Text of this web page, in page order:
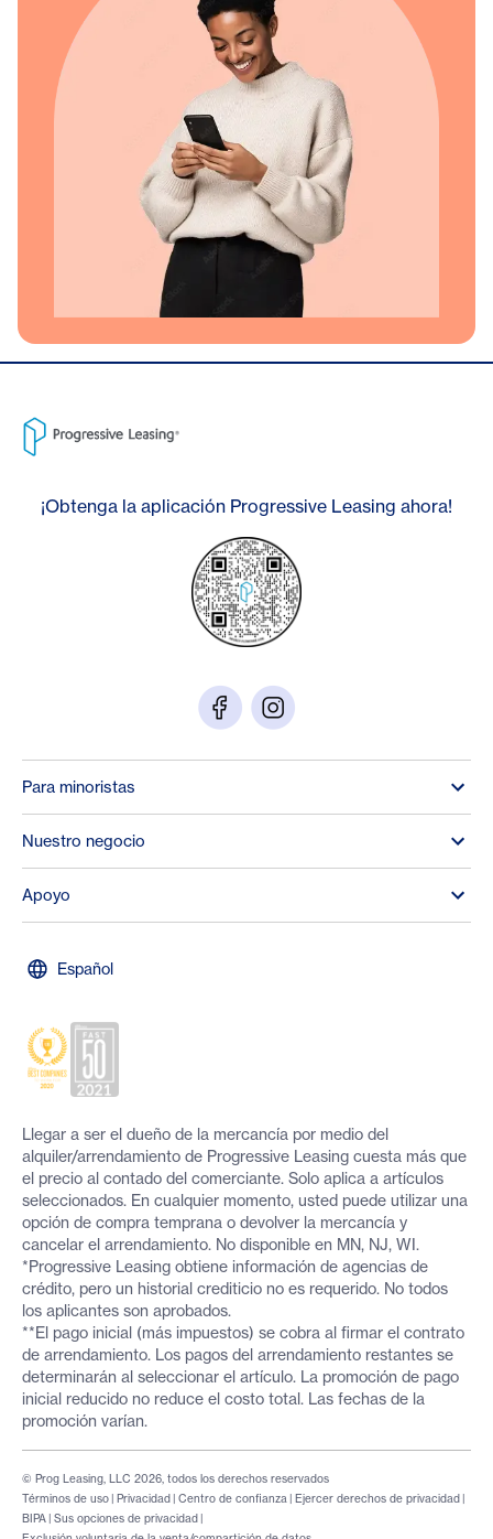
¡Obtenga la aplicación Progressive Leasing ahora!
Para minoristas
Nuestro negocio
Apoyo
Español
Llegar a ser el dueño de la mercancía por medio del
alquiler/arrendamiento de Progressive Leasing cuesta más que
el precio al contado del comerciante. Solo aplica a artículos
seleccionados. En cualquier momento, usted puede utilizar una
opción de compra temprana o devolver la mercancía y
cancelar el arrendamiento. No disponible en MN, NJ, WI.
*Progressive Leasing obtiene información de agencias de
crédito, pero un historial crediticio no es requerido. No todos
los aplicantes son aprobados.
**El pago inicial (más impuestos) se cobra al firmar el contrato
de arrendamiento. Los pagos del arrendamiento restantes se
determinarán al seleccionar el artículo. La promoción de pago
inicial reducido no reduce el costo total. Las fechas de la
promoción varían.
Términos de uso | Privacidad | Centro de confianza | Ejercer derechos de privacidad |
BIPA | Sus opciones de privacidad |
© Prog Leasing, LLC 2026, todos los derechos reservados